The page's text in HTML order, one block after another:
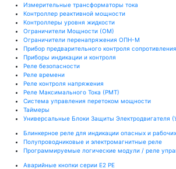
Измерительные трансформаторы тока
Контроллер реактивной мощности
Контроллеры уровня жидкости
Ограничители Мощности (ОМ)
Ограничители перенапряжения ОПН-М
Прибор предварительного контроля
Приборы индикации и контроля
Реле безопасности
Реле времени
Реле контроля напряжения
Реле Максимального Тока (РМТ)
Система управления перетоком мощности
Таймеры
Универсальные Блоки Защиты Электродвигателя
Блинкерное реле для индикации опасных и
Полупроводниковые и электромагнитные реле
Программируемые логические модули / реле
Аварийные кнопки серии E2 PE